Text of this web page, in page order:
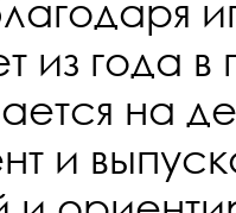
из года
на
и